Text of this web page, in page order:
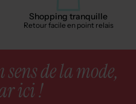
Shopping tranquille
Retour facile en point relais
de la mode,
ici !